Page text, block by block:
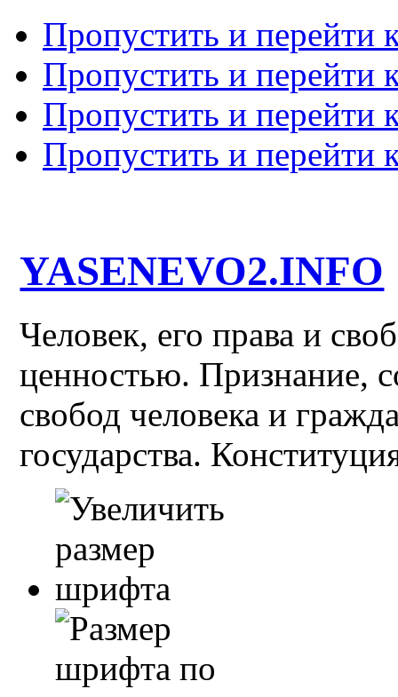
Пропустить и перейти
Пропустить и перейти
Пропустить и перейти
Пропустить и перейти
YASENEVO2.INFO
Человек, его права и
ценностью. Признание,
свобод человека и
государства.